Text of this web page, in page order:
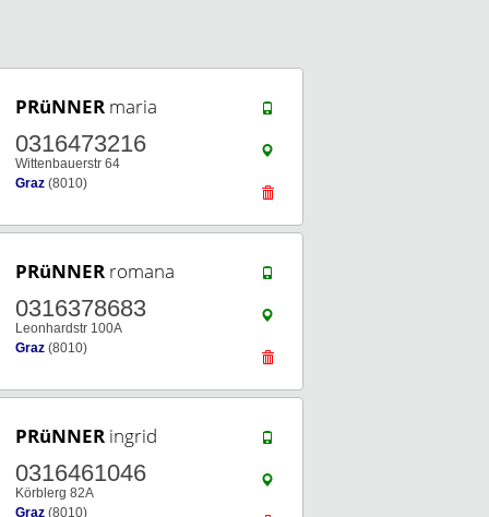
PRüNNER maria
0316473216
Wittenbauerstr 64
Graz (8010)
PRüNNER romana
0316378683
Leonhardstr 100A
Graz (8010)
PRüNNER ingrid
0316461046
Körblerg 82A
Graz (8010)